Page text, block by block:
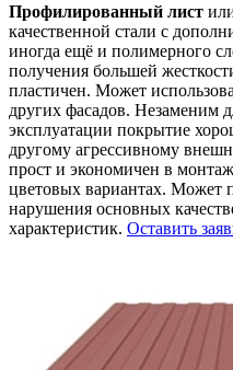
Профилированный лист
качественной стали с
иногда ещё и полимерного
получения большей
пластичен. Может
других фасадов. Незаменим
эксплуатации покрытие
другому агрессивному
прост и экономичен в
цветовых вариантах. Может
нарушения основных
характеристик. Оставить